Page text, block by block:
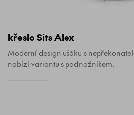
křeslo Sits Alex
Moderní design ušáku s
nabízí variantu s podnožníkem.